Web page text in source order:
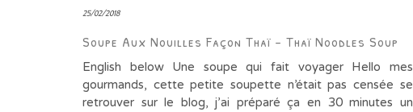
25/02/2018
Soupe Aux Nouilles Façon Thaï – Thaï Noodles Soup
English below Une soupe qui fait voyager Hello mes
gourmands, cette petite soupette n’était pas censée se
retrouver sur le blog, j’ai préparé ça en 30 minutes un